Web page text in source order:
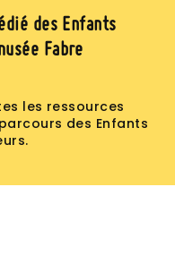
des Enfants
Fabre
les ressources
des Enfants